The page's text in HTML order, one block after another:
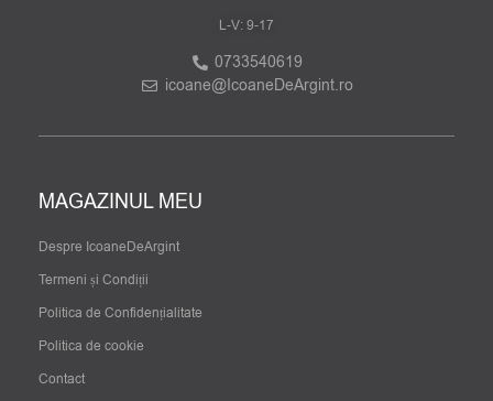
L-V: 9-17
0733540619
icoane@IcoaneDeArgint.ro
MAGAZINUL MEU
Despre IcoaneDeArgint
Termeni și Condiții
Politica de Confidențialitate
Politica de cookie
Contact